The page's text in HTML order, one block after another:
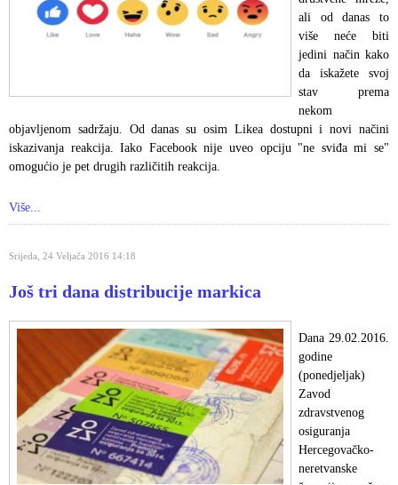
ali od danas to
više neće biti
jedini način kako
da iskažete svoj
stav prema
nekom
objavljenom sadržaju. Od danas su osim Likea dostupni i novi načini
iskazivanja reakcija. Iako Facebook nije uveo opciju "ne sviđa mi se"
omogućio je pet drugih različitih reakcija.
Više...
Srijeda, 24 Veljača 2016 14:18
Još tri dana distribucije markica
Dana 29.02.2016.
godine
(ponedjeljak)
Zavod
zdravstvenog
osiguranja
Hercegovačko-
neretvanske